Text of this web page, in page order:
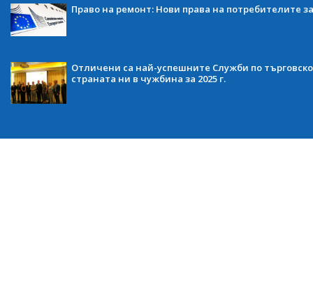
Право на ремонт: Нови права на потребителите
Отличени са най-успешните Служби по
страната ни в чужбина за 2025 г.